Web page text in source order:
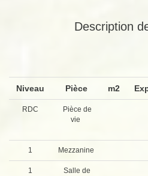
Description
Niveau Pièce m2
RDC
Pièce de
vie
1 Mezzanine
1
Salle de